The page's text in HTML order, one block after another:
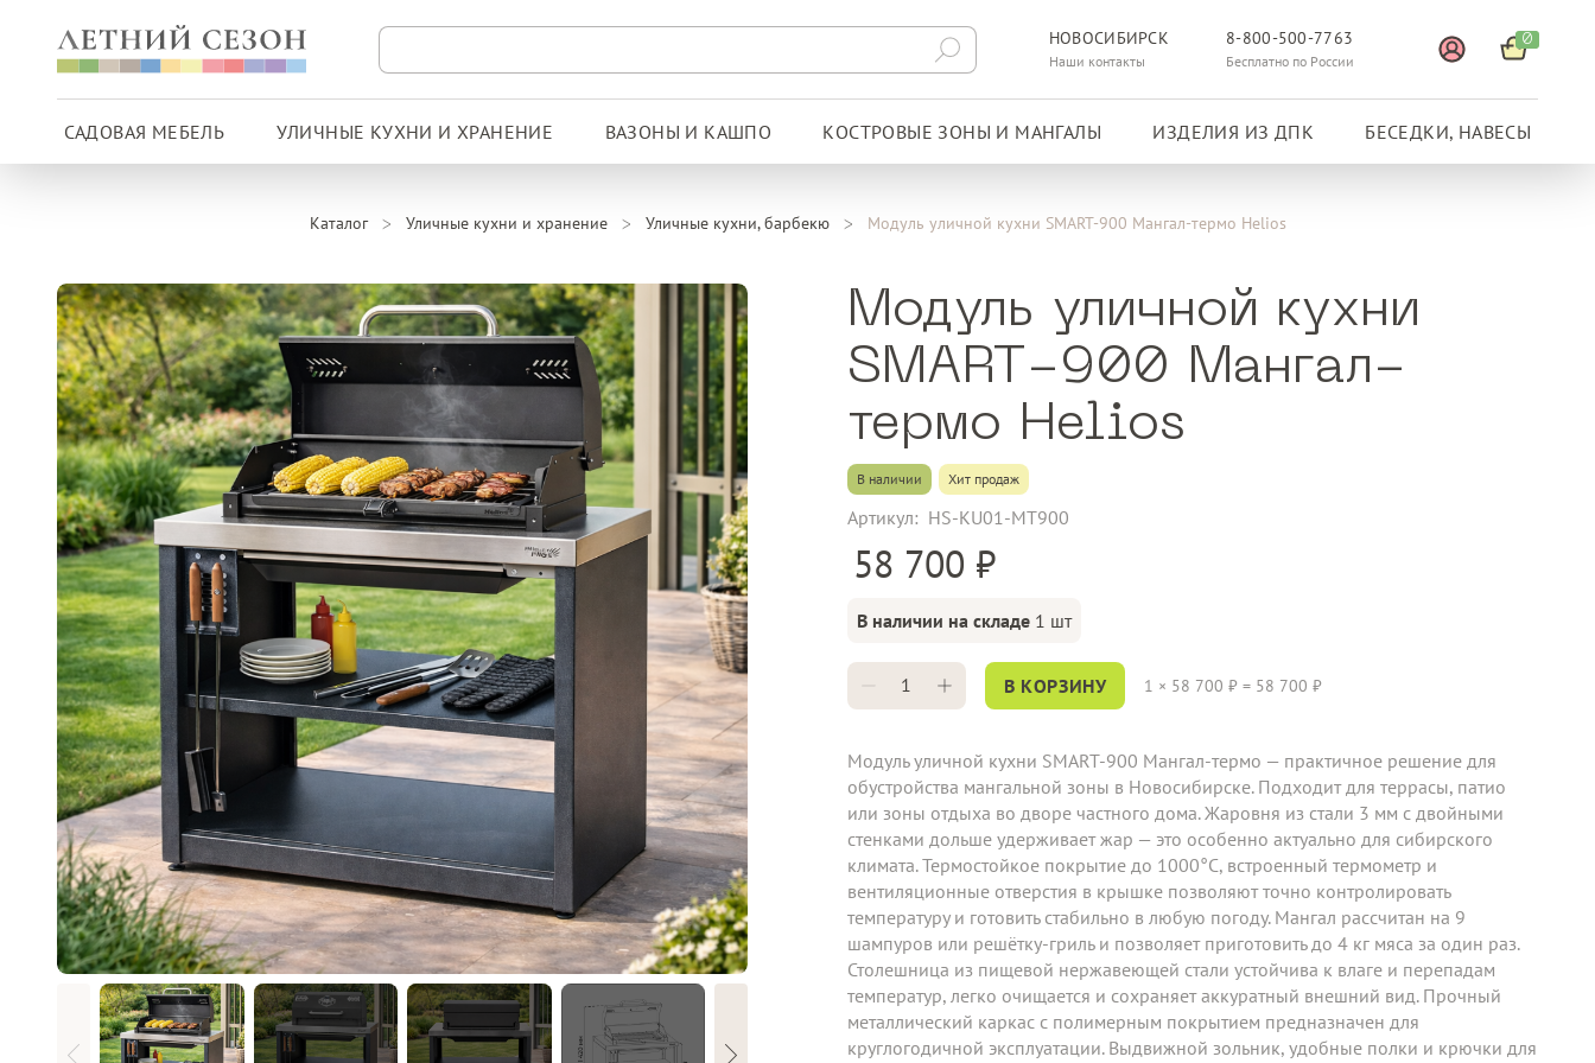
НОВОСИБИРСК
Наши контакты
8-800-500-7763
Бесплатно по России
0
САДОВАЯ МЕБЕЛЬ УЛИЧНЫЕ КУХНИ И ХРАНЕНИЕ ВАЗОНЫ И КАШПО КОСТРОВЫЕ ЗОНЫ И МАНГАЛЫ ИЗДЕЛИЯ ИЗ ДПК БЕСЕДКИ, НАВЕСЫ
Каталог Уличные кухни и хранение Уличные кухни, барбекю Модуль уличной кухни SMART-900 Мангал-термо Helios
Модуль уличной кухни
SMART-900 Мангал-
термо Helios
В наличии Хит продаж
Артикул: HS-KU01-MT900
58 700
В наличии на складе 1 шт
В КОРЗИНУ 1 × 58 700 ₽ = 58 700 ₽
Модуль уличной кухни SMART-900 Мангал-термо — практичное решение для
обустройства мангальной зоны в Новосибирске. Подходит для террасы, патио
или зоны отдыха во дворе частного дома. Жаровня из стали 3 мм с двойными
стенками дольше удерживает жар — это особенно актуально для сибирского
климата. Термостойкое покрытие до 1000°С, встроенный термометр и
вентиляционные отверстия в крышке позволяют точно контролировать
температуру и готовить стабильно в любую погоду. Мангал рассчитан на 9
шампуров или решётку-гриль и позволяет приготовить до 4 кг мяса за один раз.
Столешница из пищевой нержавеющей стали устойчива к влаге и перепадам
температур, легко очищается и сохраняет аккуратный внешний вид. Прочный
металлический каркас с полимерным покрытием предназначен для
круглогодичной эксплуатации. Выдвижной зольник, удобные полки и крючки для